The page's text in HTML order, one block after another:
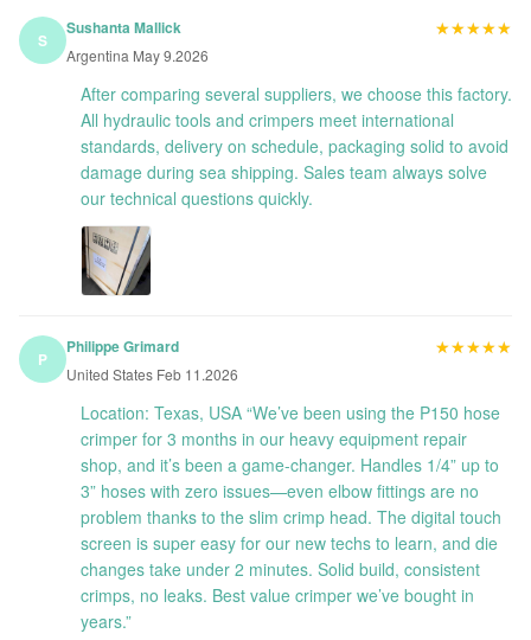
S
Sushanta Mallick
Argentina May 9.2026
★★★★★
★★★★★
After comparing several suppliers, we choose this factory.
All hydraulic tools and crimpers meet international
standards, delivery on schedule, packaging solid to avoid
damage during sea shipping. Sales team always solve
our technical questions quickly.
P
Philippe Grimard
United States Feb 11.2026
★★★★★
★★★★★
Location: Texas, USA “We’ve been using the P150 hose
crimper for 3 months in our heavy equipment repair
shop, and it’s been a game-changer. Handles 1/4” up to
3” hoses with zero issues—even elbow fittings are no
problem thanks to the slim crimp head. The digital touch
screen is super easy for our new techs to learn, and die
changes take under 2 minutes. Solid build, consistent
crimps, no leaks. Best value crimper we’ve bought in
years.”